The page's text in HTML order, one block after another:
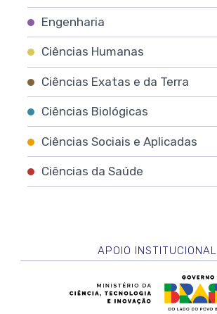
Engenharia
Ciências Humanas
Ciências Exatas e da Terra
Ciências Biológicas
Ciências Sociais e Aplicadas
Ciências da Saúde
APOIO INSTITUCIONAL